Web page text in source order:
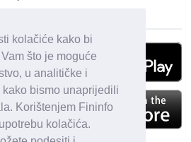
kolačiće kako bi
što je moguće
u analitičke i
bismo unaprijedili
Korištenjem Fininfo
kolačića.